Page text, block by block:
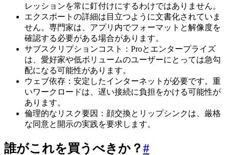
レッションを常に釘付けにするわけではありません。
エクスポートの詳細は目立つように文書化されていま
せん。専門家は、アプリ内でフォーマットと解像度を
確認する必要がある場合があります。
サブスクリプションコスト：Proとエンタープライズ
は、愛好家や低ボリュームのユーザーにとっては急勾
配になる可能性があります。
ウェブ依存：安定したインターネットが必要です。重
いワークロードは、遅い接続に負担をかける可能性が
あります。
倫理的なリスク要因：顔交換とリップシンクは、厳格
な同意と開示の実践を要求します。
誰がこれを買うべきか？#